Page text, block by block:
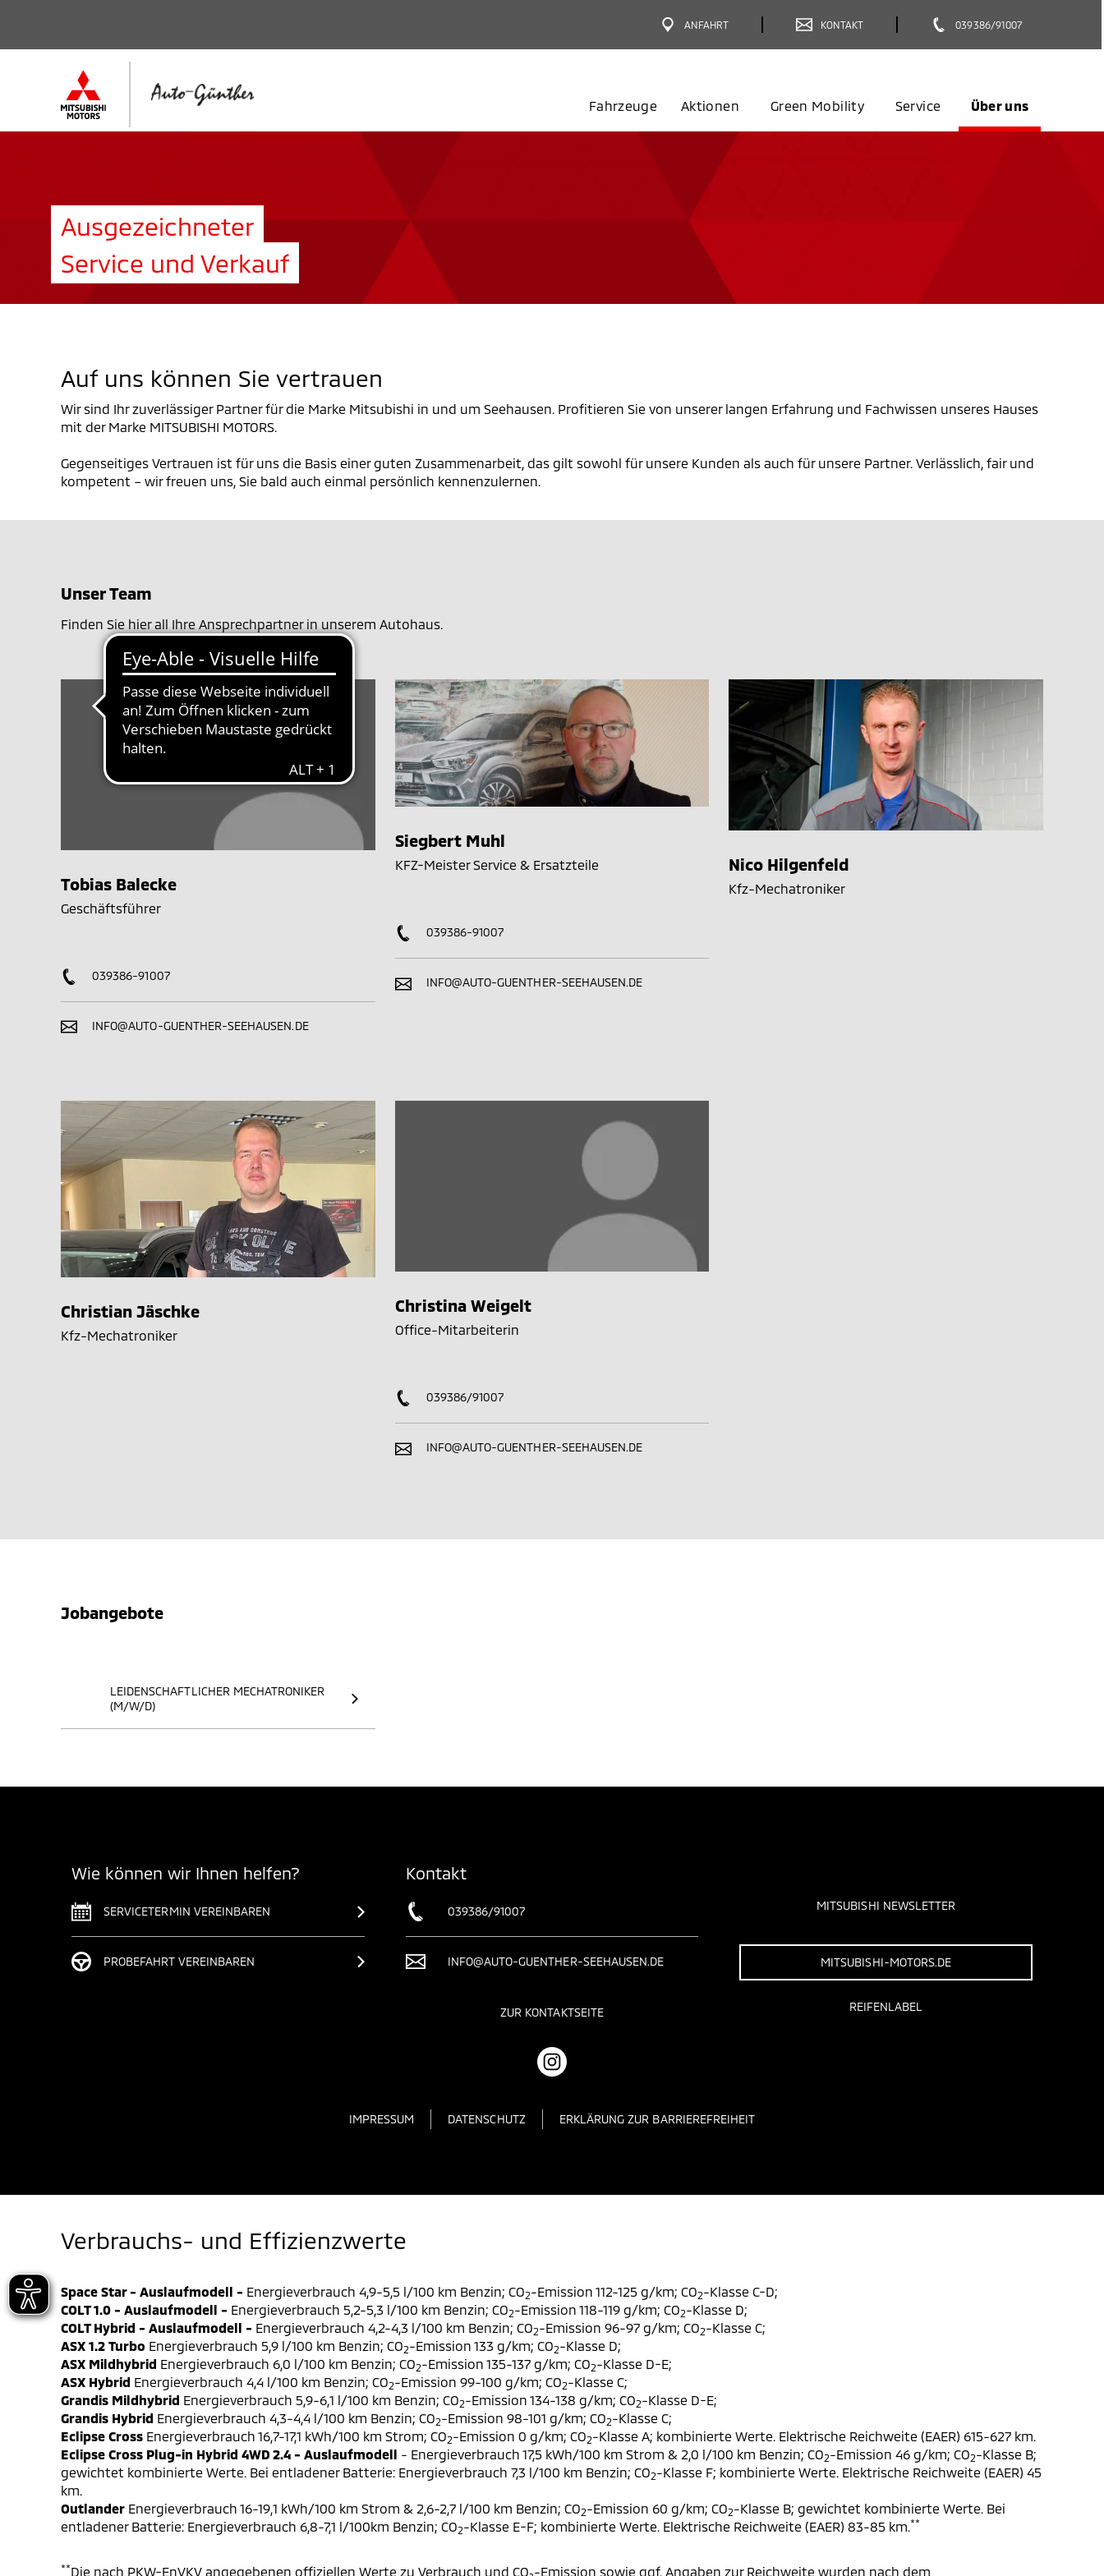
ANFAHRT KONTAKT 039386/91007
Fahrzeuge Aktionen Green Mobility Service Über uns
Ausgezeichneter
Service und Verkauf
Auf uns können Sie vertrauen
Wir sind Ihr zuverlässiger Partner für die Marke Mitsubishi in und um Seehausen. Profitieren Sie von unserer langen Erfahrung und Fachwissen unseres Hauses
mit der Marke MITSUBISHI MOTORS.
Gegenseitiges Vertrauen ist für uns die Basis einer guten Zusammenarbeit, das gilt sowohl für unsere Kunden als auch für unsere Partner. Verlässlich, fair und
kompetent – wir freuen uns, Sie bald auch einmal persönlich kennenzulernen.
Unser Team
Finden Sie hier all Ihre Ansprechpartner in unserem Autohaus.
Tobias Balecke
Geschäftsführer
039386-91007
INFO@AUTO-GUENTHER-SEEHAUSEN.DE
Siegbert Muhl
KFZ-Meister Service & Ersatzteile
039386-91007
INFO@AUTO-GUENTHER-SEEHAUSEN.DE
Nico Hilgenfeld
Kfz-Mechatroniker
Christian Jäschke
Kfz-Mechatroniker
Christina Weigelt
Office-Mitarbeiterin
039386/91007
INFO@AUTO-GUENTHER-SEEHAUSEN.DE
Jobangebote
LEIDENSCHAFTLICHER MECHATRONIKER
(M/W/D)
Wie können wir Ihnen helfen?
SERVICETERMIN VEREINBAREN
PROBEFAHRT VEREINBAREN
Kontakt
039386/91007
INFO@AUTO-GUENTHER-SEEHAUSEN.DE
ZUR KONTAKTSEITE
MITSUBISHI NEWSLETTER
MITSUBISHI-MOTORS.DE
REIFENLABEL
IMPRESSUM DATENSCHUTZ ERKLÄRUNG ZUR BARRIEREFREIHEIT
Verbrauchs- und Effizienzwerte
Space Star - Auslaufmodell - Energieverbrauch 4,9-5,5 l/100 km Benzin; CO2-Emission 112-125 g/km; CO2-Klasse C-D;
COLT 1.0 - Auslaufmodell - Energieverbrauch 5,2-5,3 l/100 km Benzin; CO2-Emission 118-119 g/km; CO2-Klasse D;
COLT Hybrid - Auslaufmodell - Energieverbrauch 4,2-4,3 l/100 km Benzin; CO2-Emission 96-97 g/km; CO2-Klasse C;
ASX 1.2 Turbo Energieverbrauch 5,9 l/100 km Benzin; CO2-Emission 133 g/km; CO2-Klasse D;
ASX Mildhybrid Energieverbrauch 6,0 l/100 km Benzin; CO2-Emission 135-137 g/km; CO2-Klasse D-E;
ASX Hybrid Energieverbrauch 4,4 l/100 km Benzin; CO2-Emission 99-100 g/km; CO2-Klasse C;
Grandis Mildhybrid Energieverbrauch 5,9-6,1 l/100 km Benzin; CO2-Emission 134-138 g/km; CO2-Klasse D-E;
Grandis Hybrid Energieverbrauch 4,3-4,4 l/100 km Benzin; CO2-Emission 98-101 g/km; CO2-Klasse C;
Eclipse Cross Energieverbrauch 16,7-17,1 kWh/100 km Strom; CO2-Emission 0 g/km; CO2-Klasse A; kombinierte Werte. Elektrische Reichweite (EAER) 615-627 km.
Eclipse Cross Plug-in Hybrid 4WD 2.4 - Auslaufmodell - Energieverbrauch 17,5 kWh/100 km Strom & 2,0 l/100 km Benzin; CO2-Emission 46 g/km; CO2-Klasse B;
gewichtet kombinierte Werte. Bei entladener Batterie: Energieverbrauch 7,3 l/100 km Benzin; CO2-Klasse F; kombinierte Werte. Elektrische Reichweite (EAER) 45
km.
Outlander Energieverbrauch 16-19,1 kWh/100 km Strom & 2,6-2,7 l/100 km Benzin; CO2-Emission 60 g/km; CO2-Klasse B; gewichtet kombinierte Werte. Bei
entladener Batterie: Energieverbrauch 6,8-7,1 l/100km Benzin; CO2-Klasse E-F; kombinierte Werte. Elektrische Reichweite (EAER) 83-85 km. **
**Die nach PKW-EnVKV angegebenen offiziellen Werte zu Verbrauch und CO₂-Emission sowie ggf. Angaben zur Reichweite wurden nach dem